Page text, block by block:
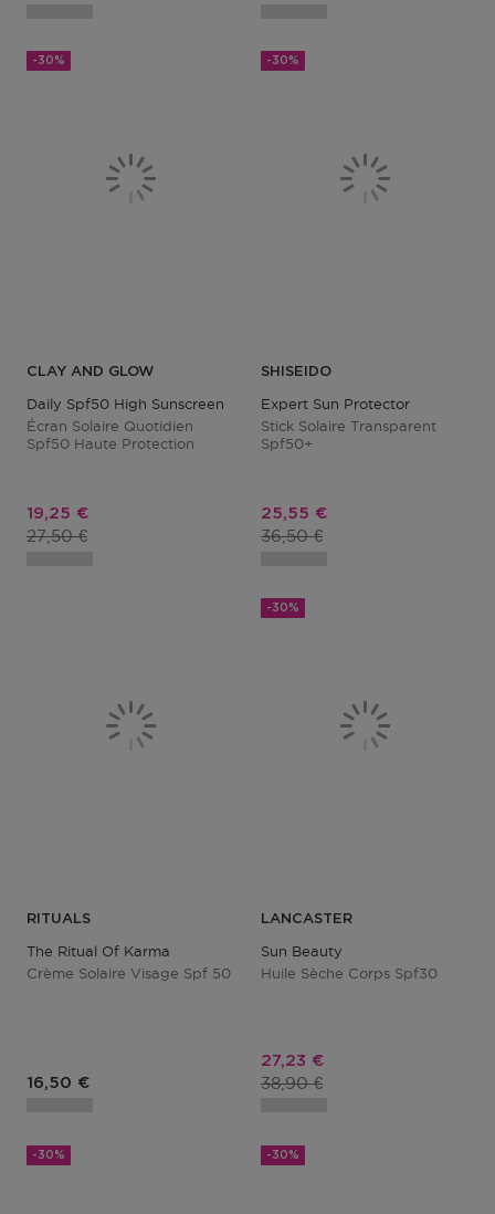
-30%
CLAY AND GLOW
Daily Spf50 High Sunscreen
Écran Solaire Quotidien
Spf50 Haute Protection
Prix promotionnel
19,25 €
Prix du produit
27,50 €
-30%
SHISEIDO
Expert Sun Protector
Stick Solaire Transparent
Spf50+
Prix promotionnel
25,55 €
Prix du produit
36,50 €
RITUALS
The Ritual Of Karma
Crème Solaire Visage Spf 50
Prix du produit
16,50 €
-30%
LANCASTER
Sun Beauty
Huile Sèche Corps Spf30
Prix promotionnel
27,23 €
Prix du produit
38,90 €
-30% -30%